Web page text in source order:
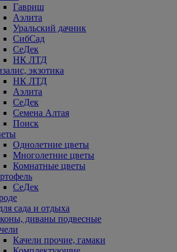
Гавриш
Аэлита
Уральский дачник
СибСад
СеДек
НК ЛТД
экзотика
НК ЛТД
Аэлита
СеДек
Семена Алтая
Поиск
Однолетние цветы
Многолетние цветы
Комнатные цветы
СеДек
сада и отдыха
диваны подвесные
Качели прочие, гамаки